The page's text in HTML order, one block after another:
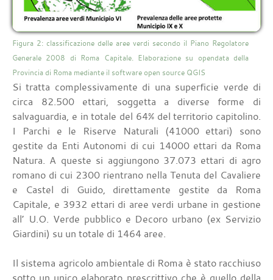
Figura 2: classificazione delle aree verdi secondo il Piano Regolatore
Generale 2008 di Roma Capitale. Elaborazione su opendata della
Provincia di Roma mediante il software open source QGIS
Si tratta complessivamente di una superficie verde di
circa 82.500 ettari, soggetta a diverse forme di
salvaguardia, e in totale del 64% del territorio capitolino.
I Parchi e le Riserve Naturali (41000 ettari) sono
gestite da Enti Autonomi di cui 14000 ettari da Roma
Natura. A queste si aggiungono 37.073 ettari di agro
romano di cui 2300 rientrano nella Tenuta del Cavaliere
e Castel di Guido, direttamente gestite da Roma
Capitale, e 3932 ettari di aree verdi urbane in gestione
all’ U.O. Verde pubblico e Decoro urbano (ex Servizio
Giardini) su un totale di 1464 aree.
Il sistema agricolo ambientale di Roma è stato racchiuso